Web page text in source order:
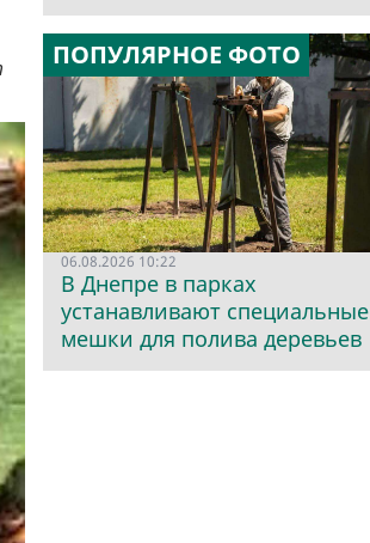
ПОПУЛЯРНОЕ ФОТО
06.08.2026 10:22
В Днепре в парках
устанавливают специальные
мешки для полива деревьев